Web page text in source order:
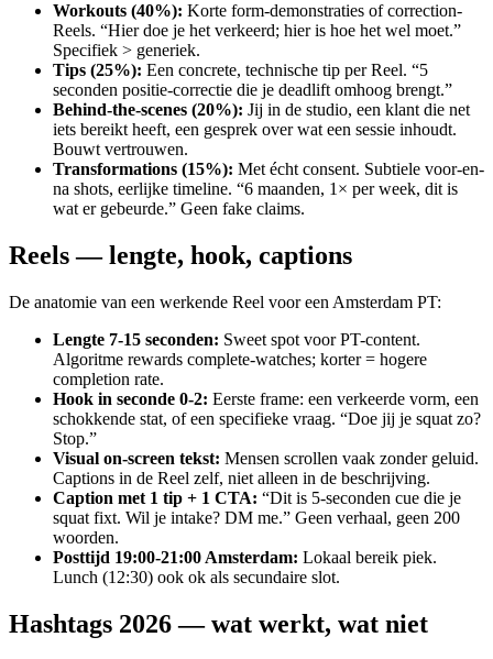
Workouts (40%): Korte form-demonstraties of correction-
Reels. “Hier doe je het verkeerd; hier is hoe het wel moet.”
Specifiek > generiek.
Tips (25%): Een concrete, technische tip per Reel. “5
seconden positie-correctie die je deadlift omhoog brengt.”
Behind-the-scenes (20%): Jij in de studio, een klant die net
iets bereikt heeft, een gesprek over wat een sessie inhoudt.
Bouwt vertrouwen.
Transformations (15%): Met écht consent. Subtiele voor-en-
na shots, eerlijke timeline. “6 maanden, 1× per week, dit is
wat er gebeurde.” Geen fake claims.
Reels — lengte, hook, captions
De anatomie van een werkende Reel voor een Amsterdam PT:
Lengte 7-15 seconden: Sweet spot voor PT-content.
Algoritme rewards complete-watches; korter = hogere
completion rate.
Hook in seconde 0-2: Eerste frame: een verkeerde vorm, een
schokkende stat, of een specifieke vraag. “Doe jij je squat zo?
Stop.”
Visual on-screen tekst: Mensen scrollen vaak zonder geluid.
Captions in de Reel zelf, niet alleen in de beschrijving.
Caption met 1 tip + 1 CTA: “Dit is 5-seconden cue die je
squat fixt. Wil je intake? DM me.” Geen verhaal, geen 200
woorden.
Posttijd 19:00-21:00 Amsterdam: Lokaal bereik piek.
Lunch (12:30) ook ok als secundaire slot.
Hashtags 2026 — wat werkt, wat niet